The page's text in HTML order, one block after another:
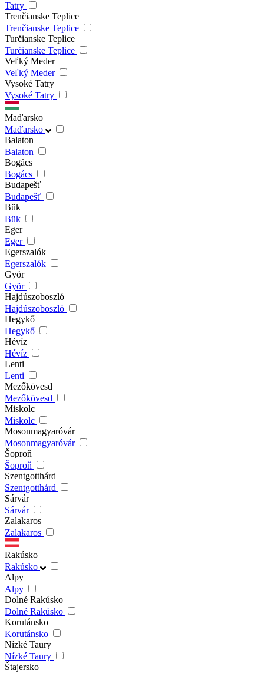
Tatry
Trenčianske Teplice
Trenčianske Teplice
Turčianske Teplice
Turčianske Teplice
Veľký Meder
Veľký Meder
Vysoké Tatry
Vysoké Tatry
Maďarsko
Maďarsko
Balaton
Balaton
Bogács
Bogács
Budapešť
Budapešť
Bük
Bük
Eger
Eger
Egerszalók
Egerszalók
Györ
Györ
Hajdúszoboszló
Hajdúszoboszló
Hegykő
Hegykő
Hévíz
Hévíz
Lenti
Lenti
Mezőkövesd
Mezőkövesd
Miskolc
Miskolc
Mosonmagyaróvár
Mosonmagyaróvár
Šoproň
Šoproň
Szentgotthárd
Szentgotthárd
Sárvár
Sárvár
Zalakaros
Zalakaros
Rakúsko
Rakúsko
Alpy
Alpy
Dolné Rakúsko
Dolné Rakúsko
Korutánsko
Korutánsko
Nízké Taury
Nízké Taury
Štajersko